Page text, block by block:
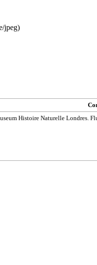
jpeg)
Histoire Naturelle Londres.